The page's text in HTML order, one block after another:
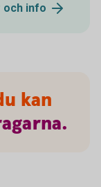
och info
kan